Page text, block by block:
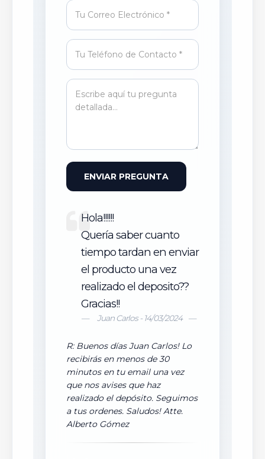
ENVIAR PREGUNTA
Hola!!!!!!
Quería saber cuanto
tiempo tardan en enviar
el producto una vez
realizado el deposito??
Gracias!!
Juan Carlos - 14/03/2024
R: Buenos días Juan Carlos! Lo
recibirás en menos de 30
minutos en tu email una vez
que nos avises que haz
realizado el depósito. Seguimos
a tus ordenes. Saludos! Atte.
Alberto Gómez